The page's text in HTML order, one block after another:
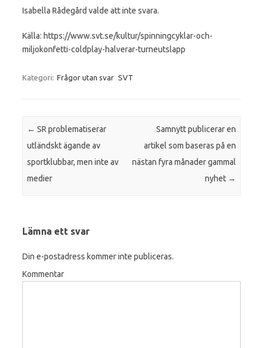
Isabella Rådegård valde att inte svara.
Källa: https://www.svt.se/kultur/spinningcyklar-och-
miljokonfetti-coldplay-halverar-turneutslapp
Kategori: Frågor utan svar SVT
Inläggsnavigering
← SR problematiserar
utländskt ägande av
sportklubbar, men inte av
medier
Samnytt publicerar en
artikel som baseras på en
nästan fyra månader gammal
nyhet →
Lämna ett svar
Din e-postadress kommer inte publiceras.
Kommentar